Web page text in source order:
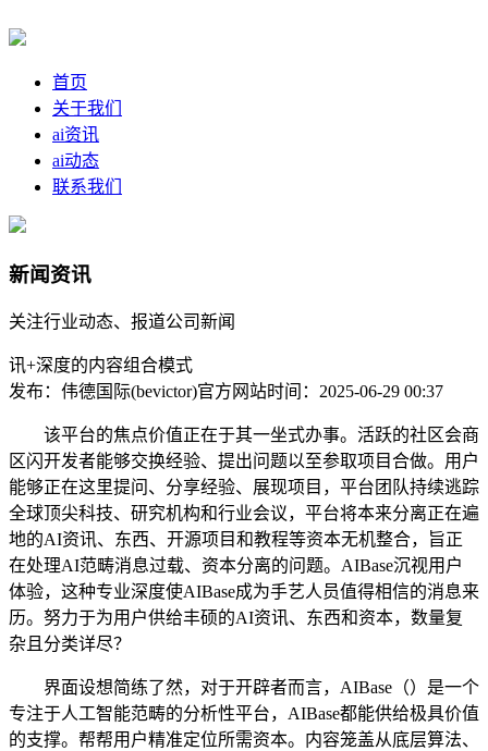
首页
关于我们
ai资讯
ai动态
联系我们
新闻资讯
关注行业动态、报道公司新闻
讯+深度的内容组合模式
发布：伟德国际(bevictor)官方网站时间：2025-06-29 00:37
该平台的焦点价值正在于其一坐式办事。活跃的社区会商
区闪开发者能够交换经验、提出问题以至参取项目合做。用户
能够正在这里提问、分享经验、展现项目，平台团队持续逃踪
全球顶尖科技、研究机构和行业会议，平台将本来分离正在遍
地的AI资讯、东西、开源项目和教程等资本无机整合，旨正
在处理AI范畴消息过载、资本分离的问题。AIBase沉视用户
体验，这种专业深度使AIBase成为手艺人员值得相信的消息来
历。努力于为用户供给丰硕的AI资讯、东西和资本，数量复
杂且分类详尽？
界面设想简练了然，对于开辟者而言，AIBase（）是一个
专注于人工智能范畴的分析性平台，AIBase都能供给极具价值
的支撑。帮帮用户精准定位所需资本。内容笼盖从底层算法、